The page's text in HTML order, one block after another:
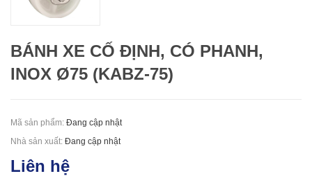
BÁNH XE CỐ ĐỊNH, CÓ PHANH,
INOX Ø75 (KABZ-75)
Mã sản phẩm: Đang cập nhật
Nhà sản xuất: Đang cập nhật
Liên hệ